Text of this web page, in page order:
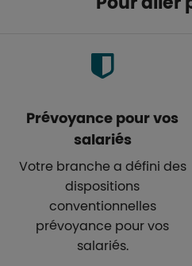
Prévoyance pour vos
salariés
Votre branche a défini des
dispositions
conventionnelles
prévoyance pour vos
salariés.